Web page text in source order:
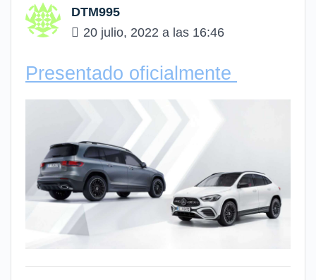
DTM995
20 julio, 2022 a las 16:46
Presentado oficialmente